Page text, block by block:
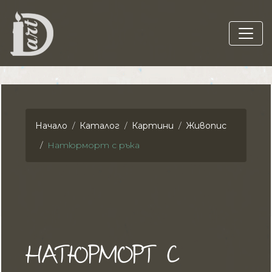
Начало Каталог Картини
Живопис
Натюрморт с ръка
НАТЮРМОРТ С